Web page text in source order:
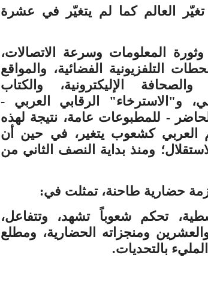
العالم كما لم يتغيّر في عشرة
وثورة المعلومات وسرعة الاتصالات،
التلفزيونية الفضائية، والمواقع
والصحافة الإليكترونية، والكتاب
و"الاسترخاء" الرقابي العربي -
- للمطبوعات عامة، نتيجة لهذه
العربي كشعوب يتغير، في حين أن
ومنذ بداية النصف الثاني من
حضارية طاحنة، تمثلت في:
تحكم شعوباً تشهد، وتتفاعل،
ومنجزاته الحضارية، ومطلع
بالتحديات.